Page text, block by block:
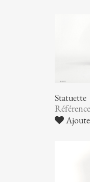
Statuette